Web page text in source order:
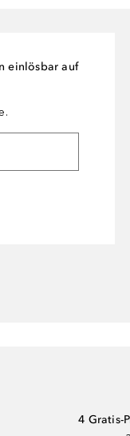
einlösbar auf
4 Gratis-